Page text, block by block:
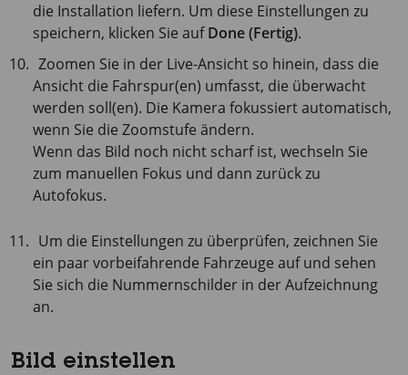
die Installation liefern. Um diese Einstellungen zu
speichern, klicken Sie aufDone (Fertig).
Zoomen Sie in der Live-Ansicht so hinein, dass die
Ansicht die Fahrspur(en) umfasst, die überwacht
werden soll(en). Die Kamera fokussiert automatisch,
wenn Sie die Zoomstufe ändern.
Wenn das Bild noch nicht scharf ist, wechseln Sie
zum manuellen Fokus und dann zurück zu
Autofokus.
Um die Einstellungen zu überprüfen, zeichnen Sie
ein paar vorbeifahrende Fahrzeuge auf und sehen
Sie sich die Nummernschilder in der Aufzeichnung
an.
Bild einstellen